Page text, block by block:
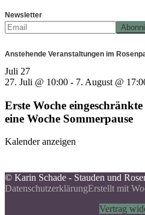
Newsletter
Anstehende Veranstaltungen im
Juli 27
27. Juli @ 10:00 - 7. August @
Erste Woche
eine Woche Sommerpause
Kalender anzeigen
© Karin Schade - Stauden und
DatenschutzerklärungErstellt mit
Vertrag